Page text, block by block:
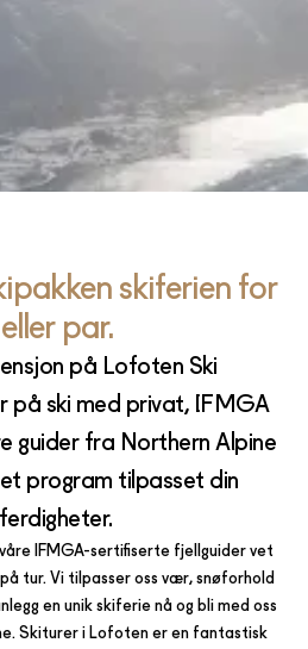
skiferien for
par.
på Lofoten Ski
på ski med privat, IFMGA
guider fra Northern Alpine
program tilpasset din
IFMGA-sertifiserte fjellguider vet
tur. Vi tilpasser oss vær, snøforhold
en unik skiferie nå og bli med oss
Skiturer i Lofoten er en fantastisk